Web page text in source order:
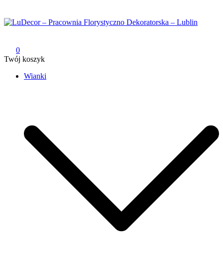
do
treści
0
Twój koszyk
Wianki